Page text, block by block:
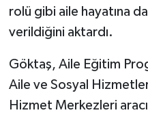
rolü gibi aile hayatına
verildiğini aktardı.
Göktaş, Aile Eğitim
Aile ve Sosyal
Hizmet Merkezleri